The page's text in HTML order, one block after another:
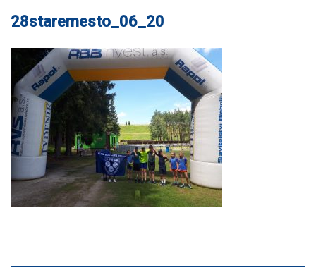
28staremesto_06_20